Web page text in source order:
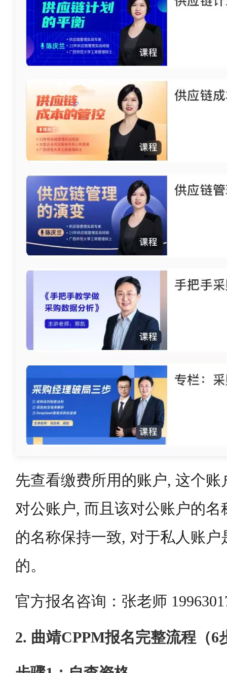
先查看缴费所用的账户, 这个
对公账户, 而且该对公账户的
的名称保持一致, 对于私人账
的。
官方报名咨询：张老师
2. 曲靖CPPM报名完整流程（6